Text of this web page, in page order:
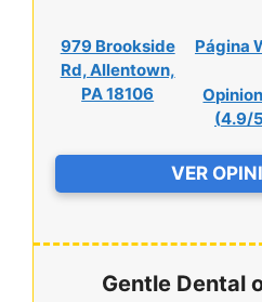
979 Brookside
Rd, Allentown,
PA 18106
Página
(4.9/5
VER
Gentle Dental